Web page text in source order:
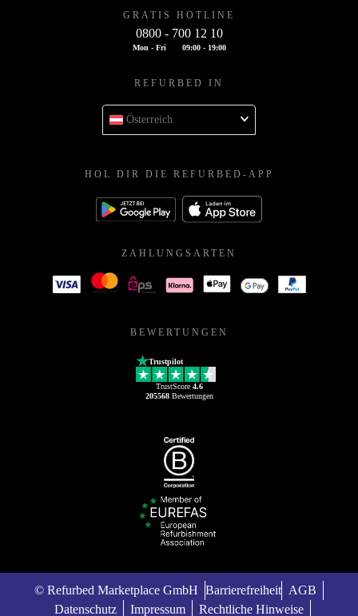
GRATIS HOTLINE
0800 - 700 12 10
Mon - Fri 09:00 - 19:00
REFURBED IN
Österreich
HOL DIR DIE REFURBED-APP
ZAHLUNGSARTEN
BEWERTUNGEN
Trustpilot
TrustScore 4.6
205568Bewertungen
© Refurbed Marketplace GmbH Barrierefreiheit AGB
Datenschutz
Impressum Rechtliche Hinweise